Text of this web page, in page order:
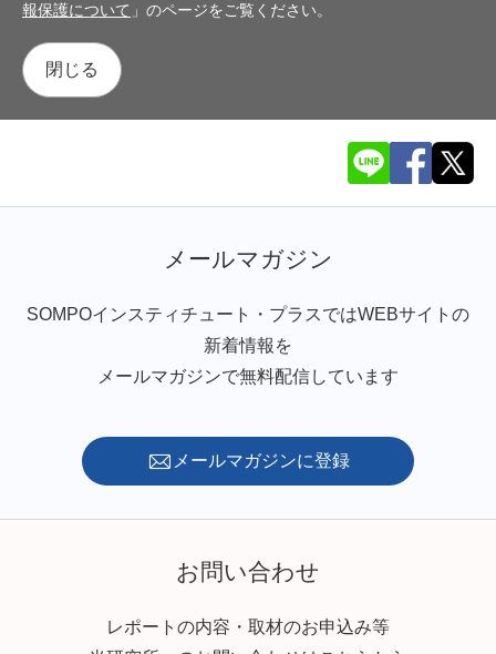
報保護について 」のページをご覧ください。
閉じる
メールマガジン
SOMPOインスティチュート・プラスではWEBサイトの
新着情報を
メールマガジンで無料配信しています
メールマガジンに登録
お問い合わせ
レポートの内容・取材のお申込み等